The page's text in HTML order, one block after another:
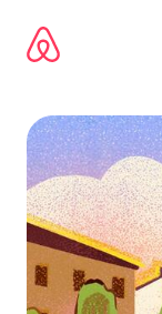
բովանդակությանը